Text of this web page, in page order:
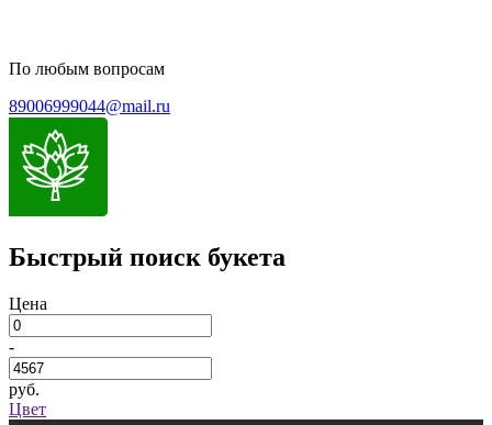
По любым вопросам
89006999044@mail.ru
Быстрый поиск букета
Цена
-
руб.
Цвет